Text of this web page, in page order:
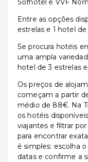
Sofhotel e VVF
Entre as opções
estrelas e 1 hotel
Se procura hotéis
uma ampla
hotel de 3 estrelas
Os preços de
começam a partir
médio de 88€. Na
os hotéis
viajantes e filtrar
para encontrar
é simples: escolha
datas e confirme a